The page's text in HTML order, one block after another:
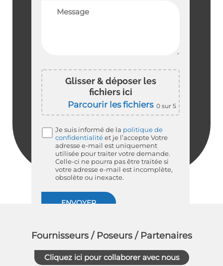
Glisser & déposer les
fichiers ici
Parcourir les fichiers 0 sur 5
Je suis informé de la politique de
confidentialitéet je l’accepteVotre
adresse e-mail est uniquement
utilisée pour traiter votre demande.
Celle-ci ne pourra pas être traitée si
votre adresse e-mail est incomplète,
obsolète ou inexacte.
Fournisseurs / Poseurs / Partenaires
Cliquez ici pour collaborer avec nous